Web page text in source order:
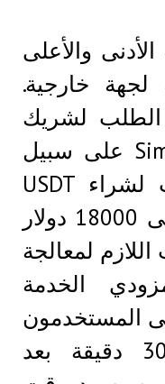
والأعلى
خارجية.
لشريك
الدفع المحدد. خذ Simplex على سبيل
المثال. حدود المعاملات لشراء USDT
تتراوح من 200 دولار إلى 18000 دولار
لمعالجة
الخدمة
المستخدمون
تشفيرًا في غضون 30 دقيقة بعد